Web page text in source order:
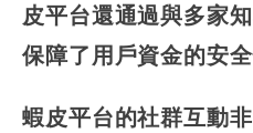
皮平台還通過與多家
保障了用戶資金的安全
蝦皮平台的社群互動